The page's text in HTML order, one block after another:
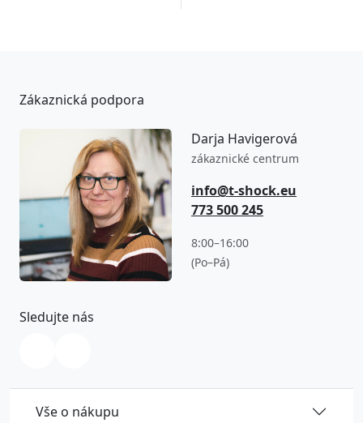
Vše o nákupu
Zákaznická podpora
Darja Havigerová
zákaznické centrum
info@t-shock.eu
773 500 245
8:00–16:00
(Po–Pá)
Sledujte nás